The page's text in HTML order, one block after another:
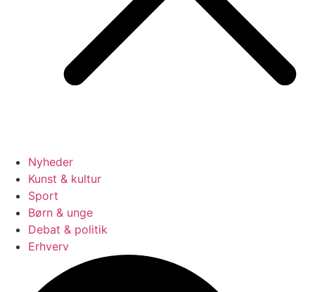
Nyheder
Kunst & kultur
Sport
Børn & unge
Debat & politik
Erhverv